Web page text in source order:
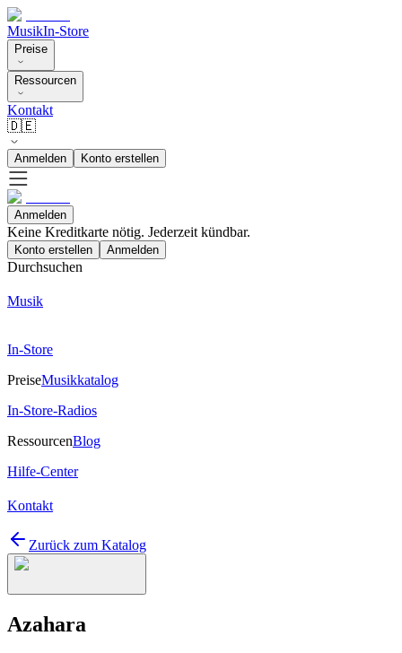
MusikIn-Store
Preise
Ressourcen
Kontakt
🇩🇪
Anmelden Konto erstellen
Anmelden
Keine Kreditkarte nötig. Jederzeit kündbar.
Konto erstellen Anmelden
Durchsuchen
Musik
In-Store
PreiseMusikkatalog
In-Store-Radios
RessourcenBlog
Hilfe-Center
Kontakt
Zurück zum Katalog
Azahara